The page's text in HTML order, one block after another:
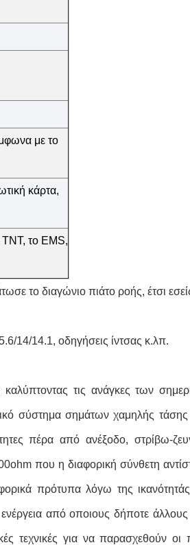
με το
κάρτα,
το EMS,
το διαγώνιο πιάτο ροής, έτσι
14/14.1, οδηγήσεις ίντσας κ.λπ.
τις ανάγκες των
σύστημα σημάτων χαμηλής
πέρα από ανέξοδο, στρίβω-
που η διαφορική σύνθετη
πρότυπα λόγω της
από οποιους δήποτε
τεχνικές για να παρασχεθούν οι